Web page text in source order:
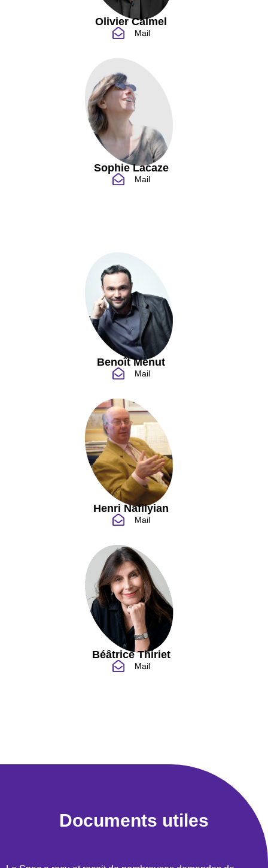
Olivier Calmel
Mail
Sophie Lacaze
Mail
Benoît Menut
Mail
Henri Nafilyian
Mail
Béâtrice Thiriet
Mail
Documents utiles